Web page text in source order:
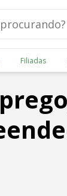
Filiadas